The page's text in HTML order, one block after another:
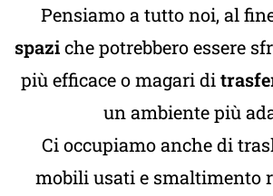
Pensiamo a tutto noi, al
spaziche potrebbero essere
più efficace o magari di
un ambiente più
Ci occupiamo anche di
mobili usati e smaltimento